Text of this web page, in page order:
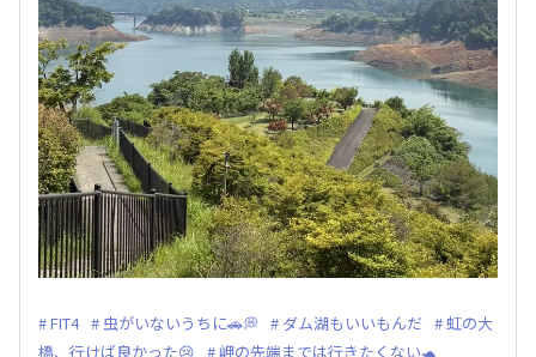
FIT4 虫がいないうちに🚗💭 ダム湖もいいもんだ
虹の大
橋、行けば良かった😢
岬の先端までは行きたくない🐢